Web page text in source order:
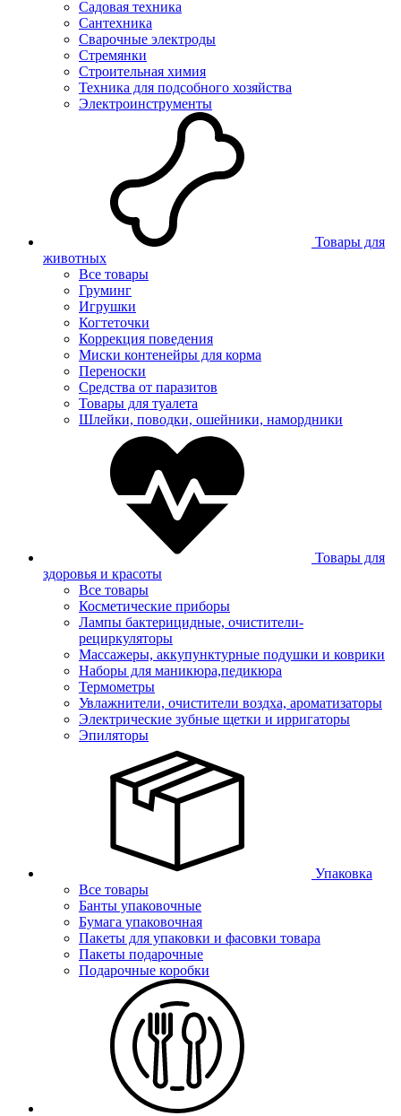
Садовая техника
Сантехника
Сварочные электроды
Стремянки
Строительная химия
Техника для подсобного хозяйства
Электроинструменты
Товары для
животных
Все товары
Груминг
Игрушки
Когтеточки
Коррекция поведения
Миски контенейры для корма
Переноски
Средства от паразитов
Товары для туалета
Шлейки, поводки, ошейники, намордники
Товары для
здоровья и красоты
Все товары
Косметические приборы
Лампы бактерицидные, очистители-
рециркуляторы
Массажеры, аккупунктурные подушки и коврики
Наборы для маникюра,педикюра
Термометры
Увлажнители, очистители воздха, ароматизаторы
Электрические зубные щетки и ирригаторы
Эпиляторы
Упаковка
Все товары
Банты упаковочные
Бумага упаковочная
Пакеты для упаковки и фасовки товара
Пакеты подарочные
Подарочные коробки